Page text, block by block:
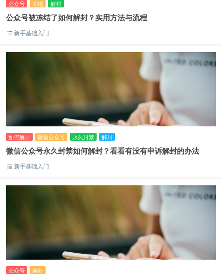
公众号 冻结 解封
公众号被冻结了如何解封？实用方法与流程
新手基础入门
如何解封 微信公众号 永久封禁 解封
微信公众号永久封禁如何解封？看看有没有申诉解封的办法
新手基础入门
公众号 解封